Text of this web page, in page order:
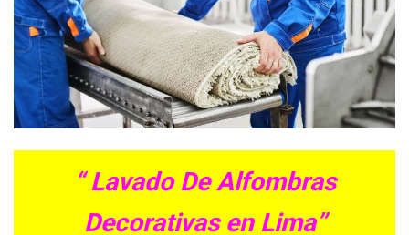
“ Lavado De Alfombras
Decorativas en Lima”